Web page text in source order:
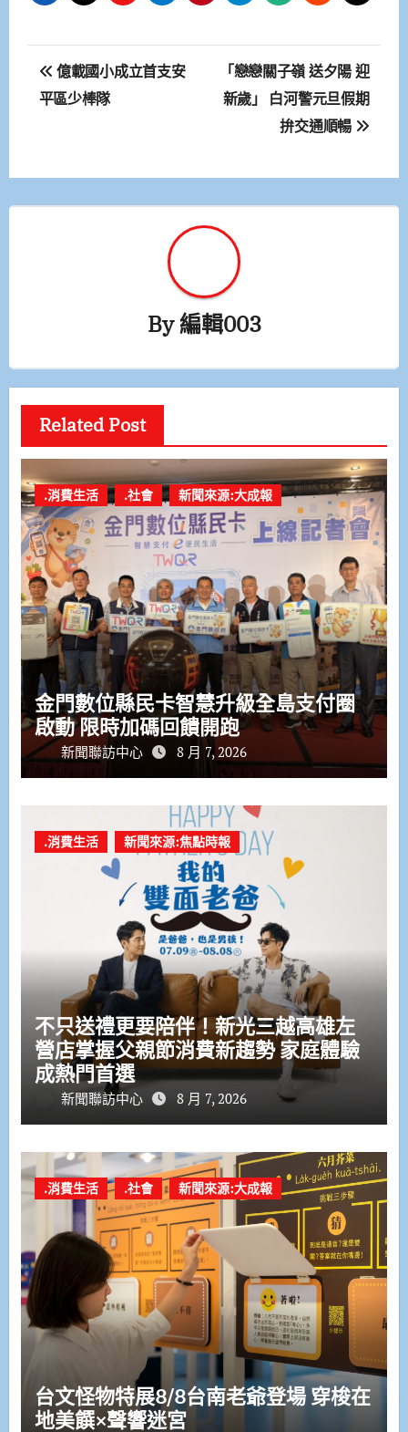
文
章
覽
億載國小成立首支安
平區少棒隊
「戀戀關子嶺 送夕陽 迎
新歲」 白河警元旦假期
拚交通順暢
By編輯003
Related Post
.消費生活 .社會 新聞來源:大成報
金門數位縣民卡智慧升級全島支付圈
啟動 限時加碼回饋開跑
新聞聯訪中心 8 月 7, 2026
.消費生活 新聞來源:焦點時報
不只送禮更要陪伴！新光三越高雄左
營店掌握父親節消費新趨勢 家庭體驗
成熱門首選
新聞聯訪中心 8 月 7, 2026
.消費生活 .社會 新聞來源:大成報
台文怪物特展8/8台南老爺登場 穿梭在
地美饌×聲響迷宮